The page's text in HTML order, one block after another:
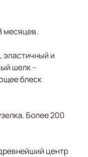
месяцев.
эластичный и
шелк –
блеск
Более 200
центр